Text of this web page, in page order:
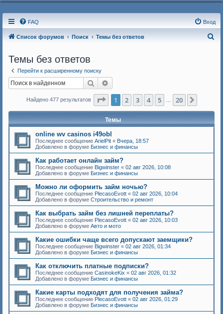
FAQ Вход
Список форумов Поиск Темы без ответов
Темы без ответов
Перейти к расширенному поиску
Поиск
Найдено 477 результатов Страница из 20
1 2 3 4 5 20
Темы
online wv casinos i49obl
Последнее сообщение ArielPit « Вчера, 18:57
Добавлено в форуме Бизнес и финансы
Как работает онлайн займ?
Последнее сообщение Bigwinster « 02 авг 2026, 10:08
Добавлено в форуме Бизнес и финансы
Можно ли оформить займ ночью?
Последнее сообщение PlecasoEvott « 02 авг 2026, 10:04
Добавлено в форуме Строительство и ремонт
Как выбрать займ без лишней переплаты?
Последнее сообщение PlecasoEvott « 02 авг 2026, 10:03
Добавлено в форуме Авто и мото
Какие ошибки чаще всего допускают заемщики?
Последнее сообщение Bigwinster « 02 авг 2026, 01:34
Добавлено в форуме Бизнес и финансы
Как отключить платные подписки?
Последнее сообщение CasinokeKix « 02 авг 2026, 01:32
Добавлено в форуме Бизнес и финансы
Какие карты подходят для получения займа?
Последнее сообщение PlecasoEvott « 02 авг 2026, 01:29
Добавлено в форуме Бизнес и финансы